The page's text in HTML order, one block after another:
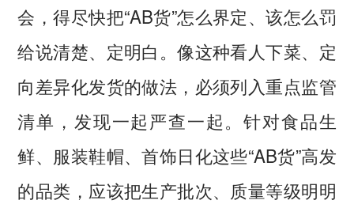
会，得尽快把“AB货”怎么界定、该怎么罚
给说清楚、定明白。像这种看人下菜、定
向差异化发货的做法，必须列入重点监管
清单，发现一起严查一起。针对食品生
鲜、服装鞋帽、首饰日化这些“AB货”高发
的品类，应该把生产批次、质量等级明明